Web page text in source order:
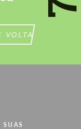
VOLTA
SUAS